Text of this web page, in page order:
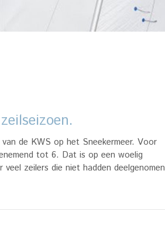
de KWS op het Sneekermeer. Voor
tot 6. Dat is op een woelig
zeilers die niet hadden deelgenomen